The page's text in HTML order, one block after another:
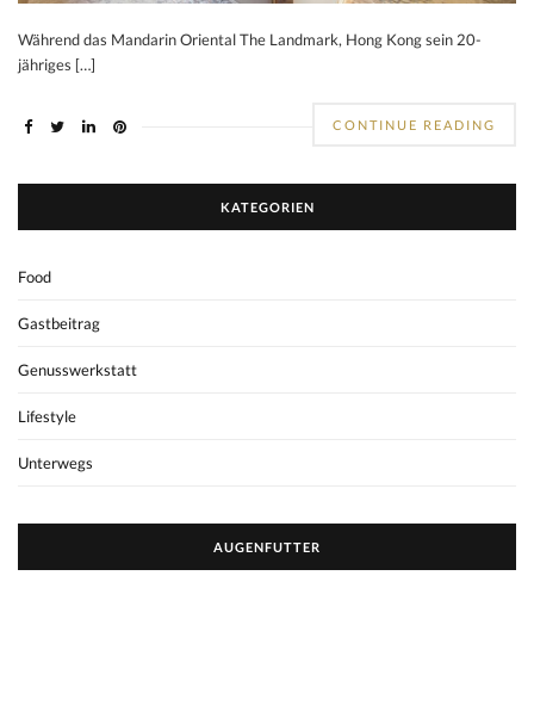
Während das Mandarin Oriental The Landmark, Hong Kong sein 20-
jähriges […]
CONTINUE READING
KATEGORIEN
Food
Gastbeitrag
Genusswerkstatt
Lifestyle
Unterwegs
AUGENFUTTER